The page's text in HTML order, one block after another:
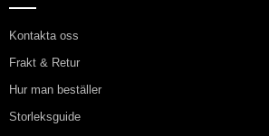
Kontakta oss
Frakt & Retur
Hur man beställer
Storleksguide